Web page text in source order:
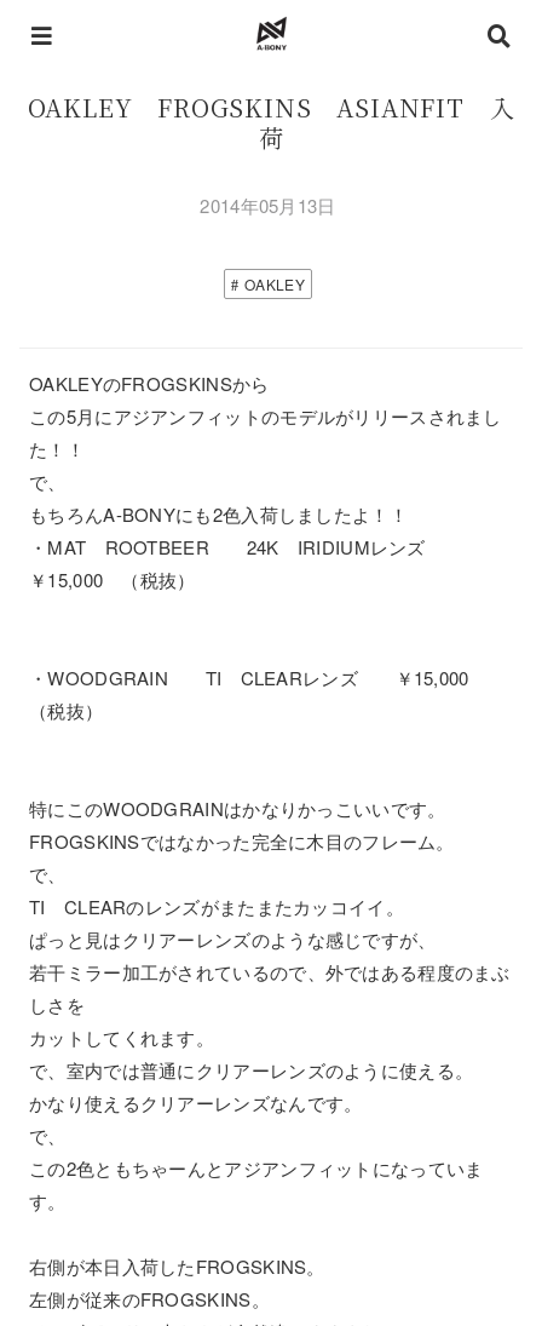
OAKLEY FROGSKINS ASIANFIT 入
荷
2014年05月13日
OAKLEY
OAKLEYのFROGSKINSから
この5月にアジアンフィットのモデルがリリースされまし
た！！
で、
もちろんA-BONYにも2色入荷しましたよ！！
・MAT ROOTBEER 24K IRIDIUMレンズ
￥15,000 （税抜）
・WOODGRAIN TI CLEARレンズ ￥15,000
（税抜）
特にこのWOODGRAINはかなりかっこいいです。
FROGSKINSではなかった完全に木目のフレーム。
で、
TI CLEARのレンズがまたまたカッコイイ。
ぱっと見はクリアーレンズのような感じですが、
若干ミラー加工がされているので、外ではある程度のまぶ
しさを
カットしてくれます。
で、室内では普通にクリアーレンズのように使える。
かなり使えるクリアーレンズなんです。
で、
この2色ともちゃーんとアジアンフィットになっていま
す。
右側が本日入荷したFROGSKINS。
左側が従来のFROGSKINS。